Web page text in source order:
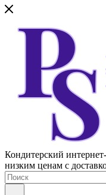
Кондитерский
низким ценам с